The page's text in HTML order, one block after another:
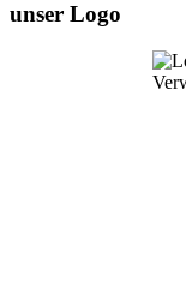
unser Logo